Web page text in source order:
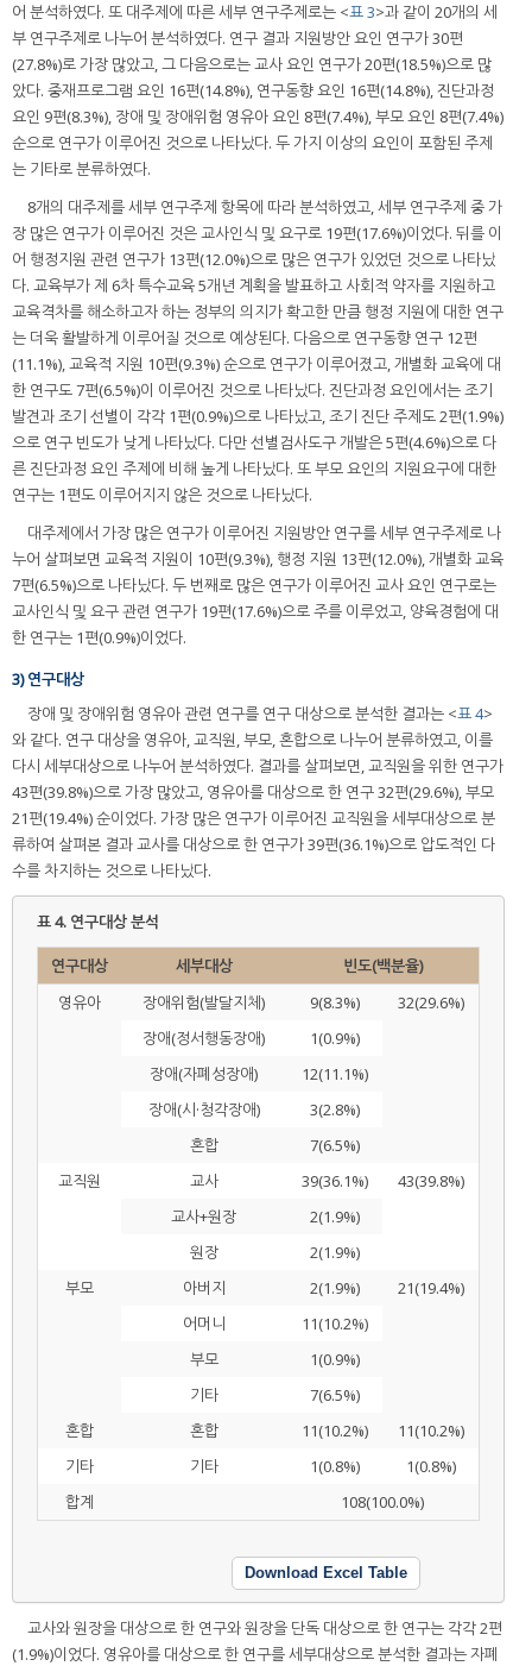
어 분석하였다. 또 대주제에 따른 세부 연구주제로는 <표 3>과 같이 20개의 세
부 연구주제로 나누어 분석하였다. 연구 결과 지원방안 요인 연구가 30편
(27.8%)로 가장 많았고, 그 다음으로는 교사 요인 연구가 20편(18.5%)으로 많
았다. 중재프로그램 요인 16편(14.8%), 연구동향 요인 16편(14.8%), 진단과정
요인 9편(8.3%), 장애 및 장애위험 영유아 요인 8편(7.4%), 부모 요인 8편(7.4%)
순으로 연구가 이루어진 것으로 나타났다. 두 가지 이상의 요인이 포함된 주제
는 기타로 분류하였다.
8개의 대주제를 세부 연구주제 항목에 따라 분석하였고, 세부 연구주제 중 가
장 많은 연구가 이루어진 것은 교사인식 및 요구로 19편(17.6%)이었다. 뒤를 이
어 행정지원 관련 연구가 13편(12.0%)으로 많은 연구가 있었던 것으로 나타났
다. 교육부가 제 6차 특수교육 5개년 계획을 발표하고 사회적 약자를 지원하고
교육격차를 해소하고자 하는 정부의 의지가 확고한 만큼 행정 지원에 대한 연구
는 더욱 활발하게 이루어질 것으로 예상된다. 다음으로 연구동향 연구 12편
(11.1%), 교육적 지원 10편(9.3%) 순으로 연구가 이루어졌고, 개별화 교육에 대
한 연구도 7편(6.5%)이 이루어진 것으로 나타났다. 진단과정 요인에서는 조기
발견과 조기 선별이 각각 1편(0.9%)으로 나타났고, 조기 진단 주제도 2편(1.9%)
으로 연구 빈도가 낮게 나타났다. 다만 선별검사도구 개발은 5편(4.6%)으로 다
른 진단과정 요인 주제에 비해 높게 나타났다. 또 부모 요인의 지원요구에 대한
연구는 1편도 이루어지지 않은 것으로 나타났다.
대주제에서 가장 많은 연구가 이루어진 지원방안 연구를 세부 연구주제로 나
누어 살펴보면 교육적 지원이 10편(9.3%), 행정 지원 13편(12.0%), 개별화 교육
7편(6.5%)으로 나타났다. 두 번째로 많은 연구가 이루어진 교사 요인 연구로는
교사인식 및 요구 관련 연구가 19편(17.6%)으로 주를 이루었고, 양육경험에 대
한 연구는 1편(0.9%)이었다.
3) 연구대상
장애 및 장애위험 영유아 관련 연구를 연구 대상으로 분석한 결과는 <표 4>
와 같다. 연구 대상을 영유아, 교직원, 부모, 혼합으로 나누어 분류하였고, 이를
다시 세부대상으로 나누어 분석하였다. 결과를 살펴보면, 교직원을 위한 연구가
43편(39.8%)으로 가장 많았고, 영유아를 대상으로 한 연구 32편(29.6%), 부모
21편(19.4%) 순이었다. 가장 많은 연구가 이루어진 교직원을 세부대상으로 분
류하여 살펴본 결과 교사를 대상으로 한 연구가 39편(36.1%)으로 압도적인 다
수를 차지하는 것으로 나타났다.
표 4. 연구대상 분석
연구대상 세부대상
빈도(백분율)
영유아
장애위험(발달지체) 9(8.3%)
32(29.6%)
장애(정서행동장애)
1(0.9%)
장애(자폐성장애)
12(11.1%)
장애(시·청각장애)
3(2.8%)
혼합
7(6.5%)
교직원
교사 39(36.1%)
43(39.8%)
교사+원장
2(1.9%)
원장
2(1.9%)
부모
아버지 2(1.9%)
21(19.4%)
어머니
11(10.2%)
부모
1(0.9%)
기타
7(6.5%)
혼합
혼합 11(10.2%)
11(10.2%)
기타
기타 1(0.8%)
1(0.8%)
합계
108(100.0%)
Download Excel Table
교사와 원장을 대상으로 한 연구와 원장을 단독 대상으로 한 연구는 각각 2편
(1.9%)이었다. 영유아를 대상으로 한 연구를 세부대상으로 분석한 결과는 자폐